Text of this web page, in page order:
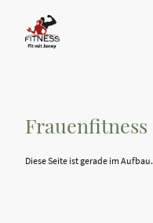
Frauenfitness
Diese Seite ist gerade im Aufbau.